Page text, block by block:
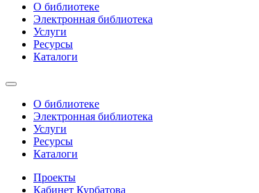
О библиотеке
Электронная библиотека
Услуги
Ресурсы
Каталоги
О библиотеке
Электронная библиотека
Услуги
Ресурсы
Каталоги
Проекты
Кабинет Курбатова